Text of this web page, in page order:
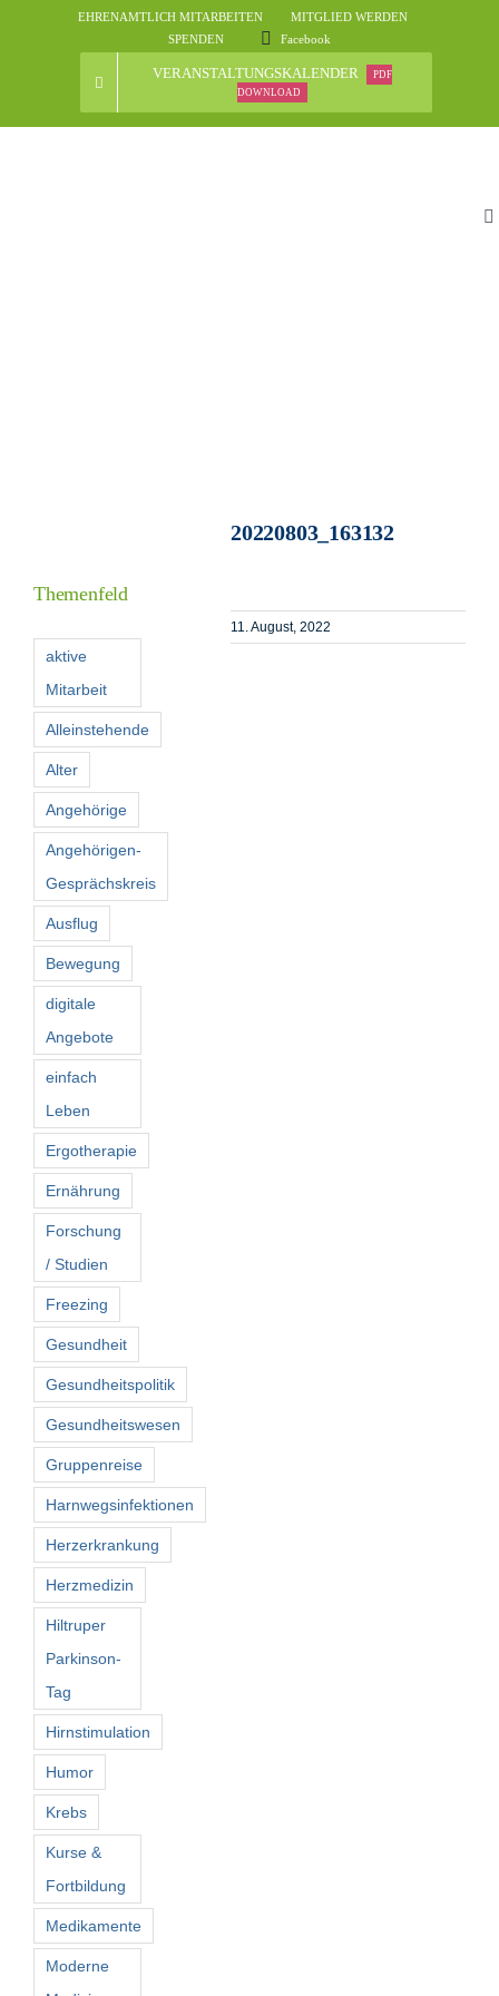
EHRENAMTLICH MITARBEITEN
MITGLIED WERDEN
SPENDEN
Facebook
VERANSTALTUNGSKALENDER
PDF
DOWNLOAD
20220803_163132
11. August, 2022
Themenfeld
aktive
Mitarbeit
Alleinstehende
Alter
Angehörige
Angehörigen-
Gesprächskreis
Ausflug
Bewegung
digitale
Angebote
einfach
Leben
Ergotherapie
Ernährung
Forschung
/ Studien
Freezing
Gesundheit
Gesundheitspolitik
Gesundheitswesen
Gruppenreise
Harnwegsinfektionen
Herzerkrankung
Herzmedizin
Hiltruper
Parkinson-
Tag
Hirnstimulation
Humor
Krebs
Kurse &
Fortbildung
Medikamente
Moderne